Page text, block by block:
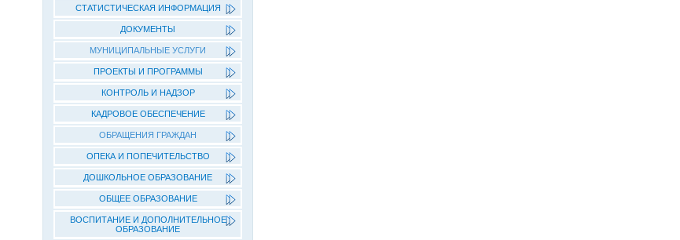
СТАТИСТИЧЕСКАЯ ИНФОРМАЦИЯ
ДОКУМЕНТЫ
МУНИЦИПАЛЬНЫЕ УСЛУГИ
ПРОЕКТЫ И ПРОГРАММЫ
КОНТРОЛЬ И НАДЗОР
КАДРОВОЕ ОБЕСПЕЧЕНИЕ
ОБРАЩЕНИЯ ГРАЖДАН
ОПЕКА И ПОПЕЧИТЕЛЬСТВО
ДОШКОЛЬНОЕ ОБРАЗОВАНИЕ
ОБЩЕЕ ОБРАЗОВАНИЕ
ВОСПИТАНИЕ И ДОПОЛНИТЕЛЬНОЕ
ОБРАЗОВАНИЕ